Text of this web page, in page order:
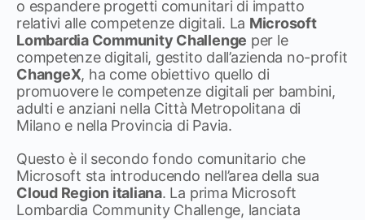
o espandere progetti comunitari di impatto
relativi alle competenze digitali. La Microsoft
Lombardia Community Challenge per le
competenze digitali, gestito dall’azienda no-profit
ChangeX, ha come obiettivo quello di
promuovere le competenze digitali per bambini,
adulti e anziani nella Città Metropolitana di
Milano e nella Provincia di Pavia.
Questo è il secondo fondo comunitario che
Microsoft sta introducendo nell’area della sua
Cloud Region italiana. La prima Microsoft
Lombardia Community Challenge, lanciata